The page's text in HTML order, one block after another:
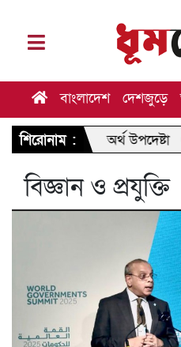
বাংলাদেশ দেশজুড়ে
শিরোনাম :
খাত : অর্থ উপদেষ্টা
বিজ্ঞান ও প্রযুক্তি